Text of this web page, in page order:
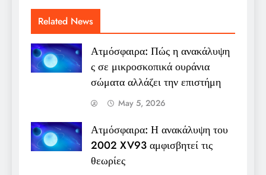
Related News
Ατμόσφαιρα: Πώς η ανακάλυψη
ς σε μικροσκοπικά ουράνια
σώματα αλλάζει την επιστήμη
May 5, 2026
Ατμόσφαιρα: Η ανακάλυψη του
2002 XV93 αμφισβητεί τις
θεωρίες